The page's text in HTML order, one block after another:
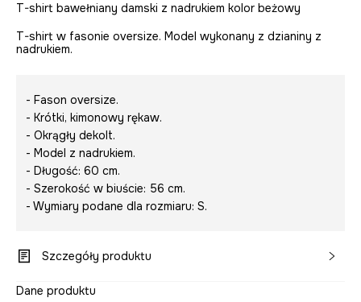
T-shirt bawełniany damski z nadrukiem kolor beżowy
T-shirt w fasonie oversize. Model wykonany z dzianiny z
nadrukiem.
- Fason oversize.
- Krótki, kimonowy rękaw.
- Okrągły dekolt.
- Model z nadrukiem.
- Długość: 60 cm.
- Szerokość w biuście: 56 cm.
- Wymiary podane dla rozmiaru: S.
Szczegóły produktu
Dane produktu